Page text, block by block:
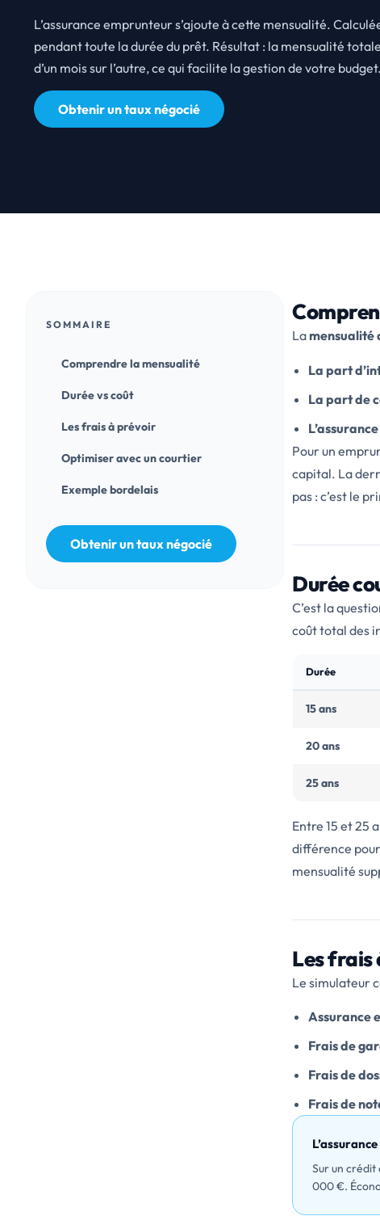
L’assurance emprunteur s’ajoute à cette mensualité.
pendant toute la durée du prêt. Résultat : la mensualité
d’un mois sur l’autre, ce qui facilite la gestion de votre budget.
Obtenir un taux négocié
SOMMAIRE
Comprendre la mensualité
Durée vs coût
Les frais à prévoir
Optimiser avec un courtier
Exemple bordelais
Obtenir un taux négocié
Lamensualité
La part
La part de
Pour un
capital. La
pas : c’est le
Durée
C’est la
coût total des
Durée
15 ans
20 ans
25 ans
Entre 15 et 25
différence
mensualité
Les frais
Le simulateur
Assurance
Frais de
Frais de
Frais de
Sur un crédit
000 €.